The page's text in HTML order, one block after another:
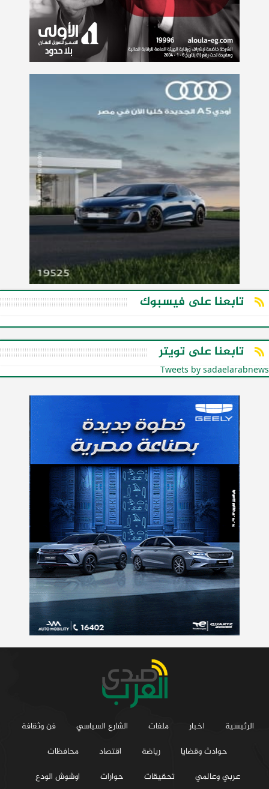
تابعنا على فيسبوك
تابعنا على تويتر
Tweets by sadaelarabnews
الرئيسية اخبار ملفات الشارع السياسي
فن وثقافة
حوادث وقضايا
رياضة اقتصاد
محافظات
عربي وعالمي
تحقيقات حوارات اوشوش الودع